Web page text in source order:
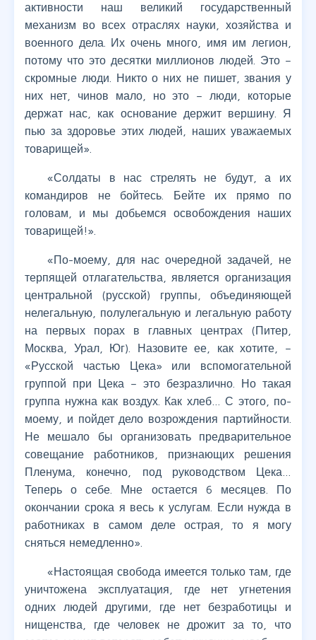
активности наш великий государственный
механизм во всех отраслях науки, хозяйства и
военного дела. Их очень много, имя им легион,
потому что это десятки миллионов людей. Это –
скромные люди. Никто о них не пишет, звания у
них нет, чинов мало, но это – люди, которые
держат нас, как основание держит вершину. Я
пью за здоровье этих людей, наших уважаемых
товарищей».
«Солдаты в нас стрелять не будут, а их
командиров не бойтесь. Бейте их прямо по
головам, и мы добьемся освобождения наших
товарищей!».
«По-моему, для нас очередной задачей, не
терпящей отлагательства, является организация
центральной (русской) группы, объединяющей
нелегальную, полулегальную и легальную работу
на первых порах в главных центрах (Питер,
Москва, Урал, Юг). Назовите ее, как хотите, –
«Русской частью Цека» или вспомогательной
группой при Цека – это безразлично. Но такая
группа нужна как воздух. Как хлеб… С этого, по-
моему, и пойдет дело возрождения партийности.
Не мешало бы организовать предварительное
совещание работников, признающих решения
Пленума, конечно, под руководством Цека…
Теперь о себе. Мне остается 6 месяцев. По
окончании срока я весь к услугам. Если нужда в
работниках в самом деле острая, то я могу
сняться немедленно».
«Настоящая свобода имеется только там, где
уничтожена эксплуатация, где нет угнетения
одних людей другими, где нет безработицы и
нищенства, где человек не дрожит за то, что